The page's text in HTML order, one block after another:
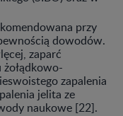
przy
dowodów.
zaparć
zapalenia
jelita ze
naukowe [22].